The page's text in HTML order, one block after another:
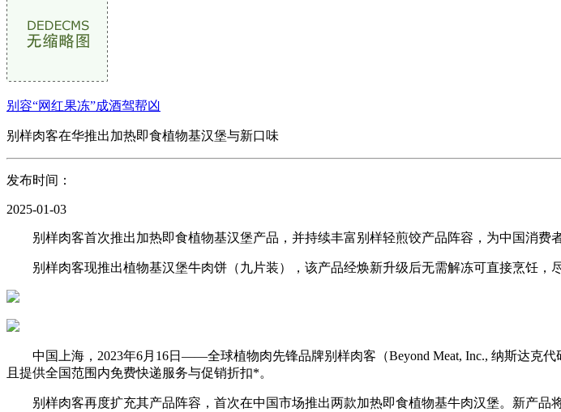
别容“网红果冻”成酒驾帮凶
别样肉客在华推出加热即食植物基汉堡与新口味
发布时间：
2025-01-03
别样肉客首次推出加热即食植物基汉堡产品，并持续丰富别样轻煎饺产品阵容，为中国消费
别样肉客现推出植物基汉堡牛肉饼（九片装），该产品经焕新升级后无需解冻可直接烹饪，
中国上海，2023年6月16日——全球植物肉先锋品牌别样肉客（Beyond Meat, Inc., 纳斯达克代
且提供全国范围内免费快递服务与促销折扣*。
别样肉客再度扩充其产品阵容，首次在中国市场推出两款加热即食植物基牛肉汉堡。新产品